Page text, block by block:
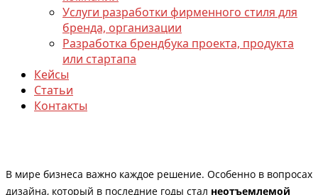
Услуги разработки фирменного стиля для
бренда, организации
Разработка брендбука проекта, продукта
или стартапа
Кейсы
Статьи
Контакты
В мире бизнеса важно каждое решение. Особенно в вопросах
дизайна, который в последние годы стал неотъемлемой